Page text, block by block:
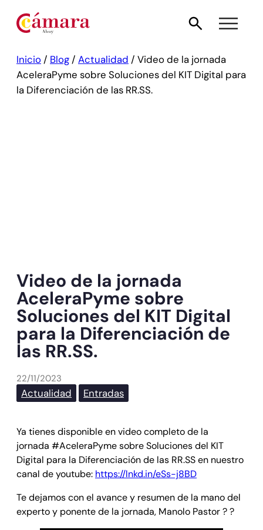
Inicio / Blog / Actualidad / Video de la jornada
AceleraPyme sobre Soluciones del KIT Digital para
la Diferenciación de las RR.SS.
Video de la jornada
AceleraPyme sobre
Soluciones del KIT Digital
para la Diferenciación de
las RR.SS.
22/11/2023
Actualidad Entradas
Ya tienes disponible en video completo de la
jornada #AceleraPyme sobre Soluciones del KIT
Digital para la Diferenciación de las RR.SS en nuestro
canal de youtube: https://lnkd.in/eSs-j8BD
Te dejamos con el avance y resumen de la mano del
experto y ponente de la jornada, Manolo Pastor ? ?